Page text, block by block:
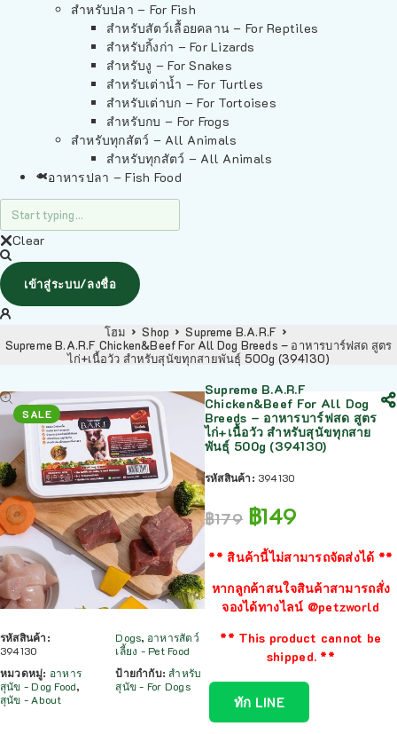
สำหรับปลา – For Fish
สำหรับสัตว์เลื้อยคลาน – For Reptiles
สำหรับกิ้งก่า – For Lizards
สำหรับงู – For Snakes
สำหรับเต่าน้ำ – For Turtles
สำหรับเต่าบก – For Tortoises
สำหรับกบ – For Frogs
สำหรับทุกสัตว์ – All Animals
สำหรับทุกสัตว์ – All Animals
อาหารปลา – Fish Food
Clear
เข้าสู่ระบบ/ลงชื่อ
โฮม Shop
Supreme B.A.R.F
Supreme B.A.R.F Chicken&Beef For All Dog Breeds – อาหารบาร์ฟสด สูตร
ไก่+เนื้อวัว สำหรับสุนัขทุกสายพันธุ์ 500g (394130)
SALE
รหัสสินค้า:
394130
หมวดหมู่: อาหาร
สุนัข - Dog Food,
สุนัข - About
Dogs, อาหารสัตว์
เลี้ยง - Pet Food
ป้ายกำกับ:สำหรับ
สุนัข - For Dogs
Supreme B.A.R.F
Chicken&Beef For All Dog
Breeds – อาหารบาร์ฟสด สูตร
ไก่+เนื้อวัว สำหรับสุนัขทุกสาย
พันธุ์ 500g (394130)
รหัสสินค้า: 394130
฿179 ฿149
** สินค้านี้ไม่สามารถจัดส่งได้ **
หากลูกค้าสนใจสินค้าสามารถสั่ง
จองได้ทางไลน์ @petzworld
** This product cannot be
shipped. **
ทัก LINE